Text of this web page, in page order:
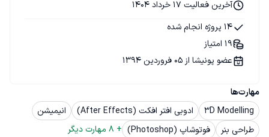
مهارت‌ها
3D Modelling
ادوبی افتر افکت (After Effects)
انیمیشن
طراحی بنر
فوتوشاپ (Photoshop) +
8 مهارت دیگر
آخرین فعالیت 17 خرداد 1404
14 پروژه انجام شده
19 امتیاز
عضو پونیشا از 05 فروردین 1394